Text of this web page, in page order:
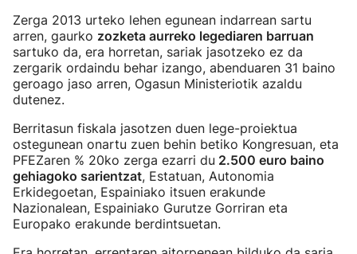
Zerga 2013 urteko lehen egunean indarrean sartu
arren, gaurko zozketa aurreko legediaren barruan
sartuko da, era horretan, sariak jasotzeko ez da
zergarik ordaindu behar izango, abenduaren 31 baino
geroago jaso arren, Ogasun Ministeriotik azaldu
dutenez.
Berritasun fiskala jasotzen duen lege-proiektua
ostegunean onartu zuen behin betiko Kongresuan, eta
PFEZaren % 20ko zerga ezarri du 2.500 euro baino
gehiagoko sarientzat, Estatuan, Autonomia
Erkidegoetan, Espainiako itsuen erakunde
Nazionalean, Espainiako Gurutze Gorriran eta
Europako erakunde berdintsuetan.